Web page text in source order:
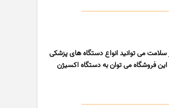
می توانید انواع دستگاه های پزشکی
فروشگاه می توان به دستگاه اکسیژن